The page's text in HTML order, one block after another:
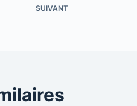
SUIVANT